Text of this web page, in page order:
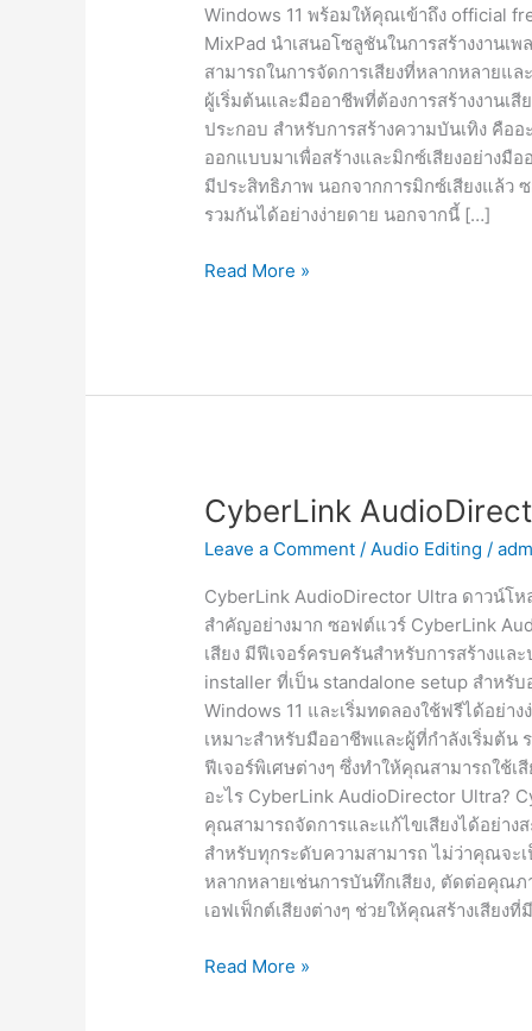
Windows 11 พร้อมให้คุณเข้าถึง official
MixPad นำเสนอโซลูชันในการสร้างงานเ
สามารถในการจัดการเสียงที่หลากหลายแล
ผู้เริ่มต้นและมืออาชีพที่ต้องการสร้างงานเ
ประกอบ สำหรับการสร้างความบันเทิง คือ
ออกแบบมาเพื่อสร้างและมิกซ์เสียงอย่างมื
มีประสิทธิภาพ นอกจากการมิกซ์เสียงแล้ว
รวมกันได้อย่างง่ายดาย นอกจากนี้ […]
NCH
Read More »
CyberLink
Leave a Comment /Audio Editing /
CyberLink AudioDirector Ultra ดาวน์โ
สำคัญอย่างมาก ซอฟต์แวร์ CyberLink
เสียง มีฟีเจอร์ครบครันสำหรับการสร้างแ
installer ที่เป็น standalone setup สำหรั
Windows 11 และเริ่มทดลองใช้ฟรีได้อย่
เหมาะสำหรับมืออาชีพและผู้ที่กำลังเริ่มต้น
ฟีเจอร์พิเศษต่างๆ ซึ่งทำให้คุณสามารถใช้เ
อะไร CyberLink AudioDirector Ultra?
คุณสามารถจัดการและแก้ไขเสียงได้อย่าง
สำหรับทุกระดับความสามารถ ไม่ว่าคุณจ
หลากหลายเช่นการบันทึกเสียง, ตัดต่อคุณภ
เอฟเฟ็กต์เสียงต่างๆ ช่วยให้คุณสร้างเสียง
CyberLink
Read More »